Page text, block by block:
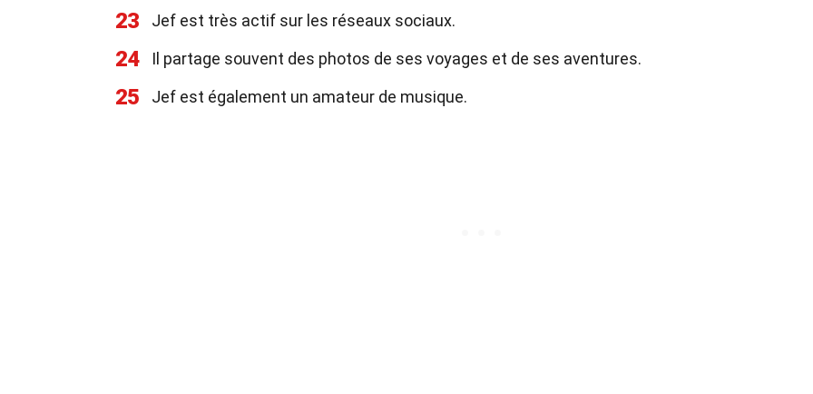
23 Jef est très actif sur les réseaux sociaux.
24 Il partage souvent des photos de ses voyages et de ses aventures.
25 Jef est également un amateur de musique.